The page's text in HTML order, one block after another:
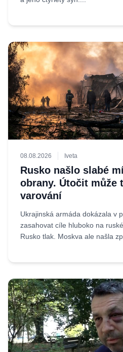
08.08.2026 Iveta
Rusko našlo slabé
obrany. Útočit může
varování
Ukrajinská armáda dokázala v
zasahovat cíle hluboko na
Rusko tlak. Moskva ale našla